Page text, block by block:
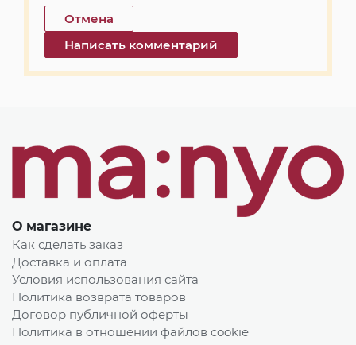
О магазине
Как сделать заказ
Доставка и оплата
Условия использования сайта
Политика возврата товаров
Договор публичной оферты
Политика в отношении файлов cookie